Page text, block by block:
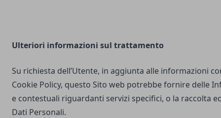
Ulteriori informazioni sul trattamento
Su richiesta dell’Utente, in aggiunta alle informazioni
Cookie Policy, questo Sito web potrebbe fornire delle
e contestuali riguardanti servizi specifici, o la raccolta
Dati Personali.